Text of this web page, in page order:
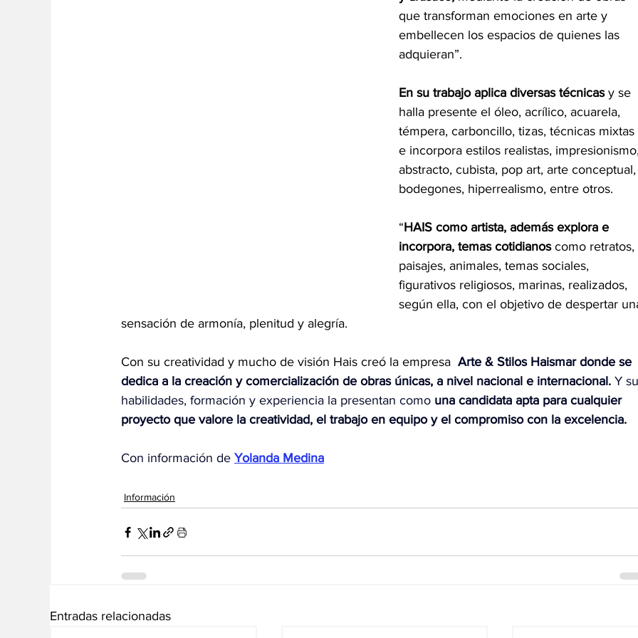
que transforman emociones en arte y
embellecen los espacios de quienes las
adquieran”.
En su trabajo aplica diversas técnicas y se
halla presente el óleo, acrílico, acuarela,
témpera, carboncillo, tizas, técnicas mixtas
e incorpora estilos realistas,
abstracto, cubista, pop art, arte
bodegones, hiperrealismo, entre otros.
“HAIS como artista, además explora e
incorpora, temas cotidianos como retratos,
paisajes, animales, temas sociales,
figurativos religiosos, marinas, realizados,
según ella, con el objetivo de despertar
sensación de armonía, plenitud y alegría.
Con su creatividad y mucho de visión Hais creó la empresa Arte & Stilos Haismar donde se
dedica a la creación y comercialización de obras únicas, a nivel nacional e internacional. Y
habilidades, formación y experiencia la presentan como una candidata apta para cualquier
proyecto que valore la creatividad, el trabajo en equipo y el compromiso con la excelencia.
Con información de Yolanda Medina
Información
Entradas relacionadas